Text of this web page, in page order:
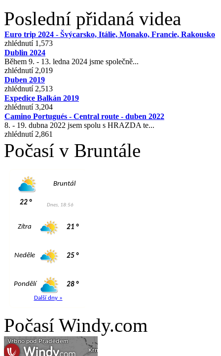
Poslední přidaná videa
Euro trip 2024 - Švýcarsko, Itálie, Monako, Francie, Rakousko
zhlédnutí 1,573
Dublin 2024
Během 9. - 13. ledna 2024 jsme společně...
zhlédnutí 2,019
Duben 2019
zhlédnutí 2,513
Expedice Balkán 2019
zhlédnutí 3,204
Camino Portugués - Central route - duben 2022
8. - 19. dubna 2022 jsem spolu s HRAZDA te...
zhlédnutí 2,861
Počasí v Bruntále
Počasí Windy.com